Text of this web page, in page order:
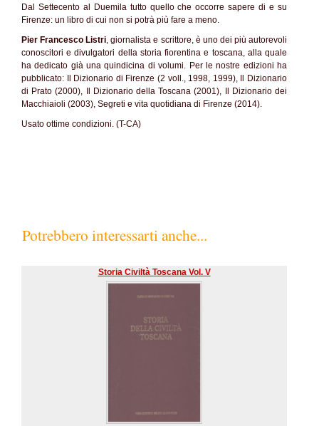
Dal Settecento al Duemila tutto quello che occorre sapere di e su
Firenze: un libro di cui non si potrà più fare a meno.
Pier Francesco Listri, giornalista e scrittore, è uno dei più autorevoli
conoscitori e divulgatori della storia fiorentina e toscana, alla quale
ha dedicato già una quindicina di volumi. Per le nostre edizioni ha
pubblicato: Il Dizionario di Firenze (2 voll., 1998, 1999), Il Dizionario
di Prato (2000), Il Dizionario della Toscana (2001), Il Dizionario dei
Macchiaioli (2003), Segreti e vita quotidiana di Firenze (2014).
Usato ottime condizioni. (T-CA)
Potrebbero interessarti anche...
Storia Civiltà Toscana Vol. V